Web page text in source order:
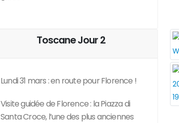
Toscane Jour 2
Lundi 31 mars : en route pour Florence !
Visite guidée de Florence : la Piazza di
Santa Croce, l’une des plus anciennes